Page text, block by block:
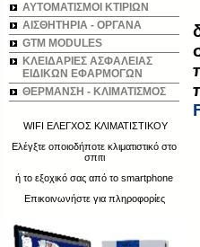
ΑΥΤΟΜΑΤΙΣΜΟΙ ΚΤΙΡΙΩΝ
ΑΙΣΘΗΤΗΡΙΑ - ΟΡΓΑΝΑ
GTM MODULES
ΚΛΕΙΔΑΡΙΕΣ ΑΣΦΑΛΕΙΑΣ
ΕΙΔΙΚΩΝ ΕΦΑΡΜΟΓΩΝ
ΘΕΡΜΑΝΣΗ - ΚΛΙΜΑΤΙΣΜΟΣ
WIFI ΕΛΕΓΧΟΣ ΚΛΙΜΑΤΙΣΤΙΚΟΥ
Ελέγξτε οποιοδήποτε κλιματιστικό στο
σπιτι
ή το εξοχικό σας από το smartphone
Επικοινωνήστε για πληροφορίες